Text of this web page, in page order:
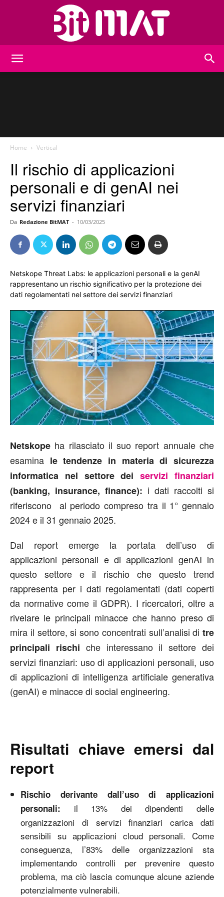
Home Vertical
Il rischio di applicazioni
personali e di genAI nei
servizi finanziari
Da Redazione BitMAT - 10/03/2025
Netskope Threat Labs: le applicazioni personali e la genAI
rappresentano un rischio significativo per la protezione dei
dati regolamentati nel settore dei servizi finanziari
Netskope ha rilasciato il suo report annuale che
esamina le tendenze in materia di sicurezza
informatica nel settore deiservizi finanziari
(banking, insurance, finance): i dati raccolti si
riferiscono al periodo compreso tra il 1° gennaio
2024 e il 31 gennaio 2025.
Dal report emerge la portata dell’uso di
applicazioni personali e di applicazioni genAI in
questo settore e il rischio che questo trend
rappresenta per i dati regolamentati (dati coperti
da normative come il GDPR). I ricercatori, oltre a
rivelare le principali minacce che hanno preso di
mira il settore, si sono concentrati sull’analisi di tre
principali rischi che interessano il settore dei
servizi finanziari: uso di applicazioni personali, uso
di applicazioni di intelligenza artificiale generativa
(genAI) e minacce di social engineering.
Risultati chiave emersi dal
report
Rischio derivante dall’uso di applicazioni
personali: il 13% dei dipendenti delle
organizzazioni di servizi finanziari carica dati
sensibili su applicazioni cloud personali. Come
conseguenza, l’83% delle organizzazioni sta
implementando controlli per prevenire questo
problema, ma ciò lascia comunque alcune aziende
potenzialmente vulnerabili.